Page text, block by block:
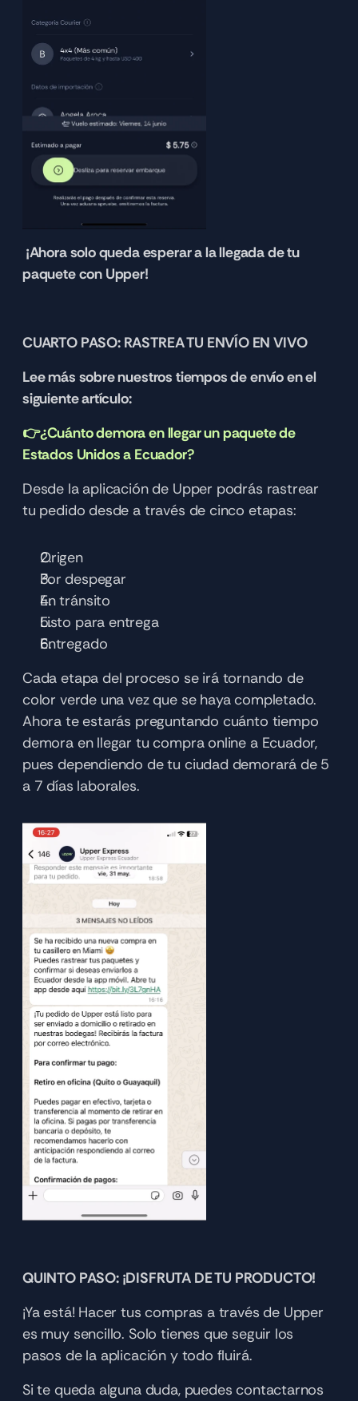
paquete con Upper!
CUARTO PASO: RASTREA TU ENVÍO EN VIVO
Lee más sobre nuestros tiempos de envío en el
siguiente artículo:
👉¿Cuánto demora en llegar un paquete de
Estados Unidos a Ecuador?
Desde la aplicación de Upper podrás rastrear
tu pedido desde a través de cinco etapas:
Origen
Por despegar
En tránsito
Listo para entrega
Entregado
Cada etapa del proceso se irá tornando de
color verde una vez que se haya completado.
Ahora te estarás preguntando cuánto tiempo
demora en llegar tu compra online a Ecuador,
pues dependiendo de tu ciudad demorará de 5
a 7 días laborales.
QUINTO PASO: ¡DISFRUTA DE TU PRODUCTO!
¡Ya está! Hacer tus compras a través de Upper
es muy sencillo. Solo tienes que seguir los
pasos de la aplicación y todo fluirá.
Si te queda alguna duda, puedes contactarnos